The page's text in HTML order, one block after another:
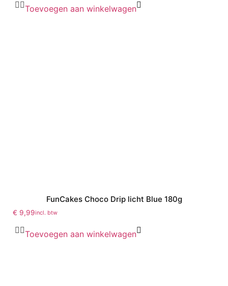
Toevoegen aan winkelwagen
FunCakes Choco Drip licht Blue 180g
€ 9,99incl. btw
Toevoegen aan winkelwagen